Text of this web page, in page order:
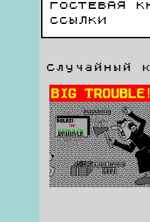
ГОСТЕВАЯ
ССЫЛКИ
Случайный